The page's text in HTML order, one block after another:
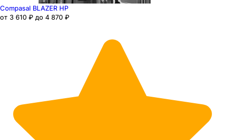
Compasal BLAZER HP
от 3 610 ₽ до 4 870 ₽